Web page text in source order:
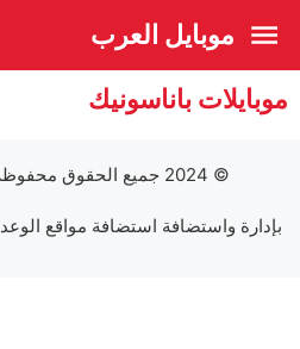
موبايل العرب
موبايلات باناسونيك
© 2024 جميع الحقوق محفوظة لموقع
بإدارة واستضافة استضافة مواقع الوعد